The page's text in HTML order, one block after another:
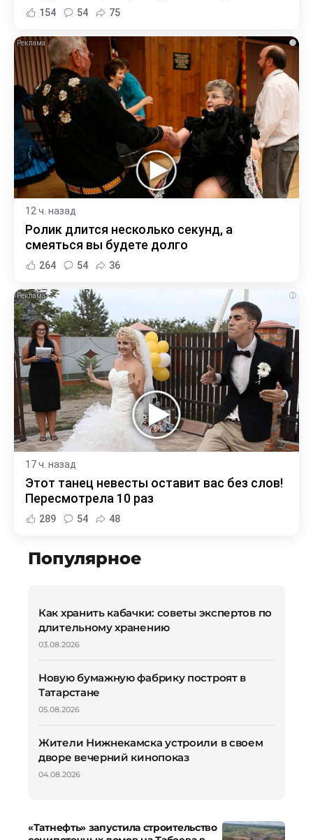
154 54 75
i
12 ч. назад
Ролик длится несколько секунд, а
смеяться вы будете долго
264 54 36
i
17 ч. назад
Этот танец невесты оставит вас без слов!
Пересмотрела 10 раз
289 54 48
Популярное
Как хранить кабачки: советы экспертов по
длительному хранению
03.08.2026
Новую бумажную фабрику построят в
Татарстане
05.08.2026
Жители Нижнекамска устроили в своем
дворе вечерний кинопоказ
04.08.2026
«Татнефть» запустила строительство